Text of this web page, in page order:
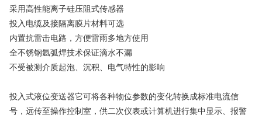
采用高性能离子硅压阻式传感器
投入电缆及接隔离膜片材料可选
内置抗雷击电路，方便雷雨多地方使用
全不锈钢氩弧焊技术保证滴水不漏
不受被测介质起泡、沉积、电气特性的影响
投入式液位变送器它可将各种物位参数的变化转换成标准电流信
号，远传至操作控制室，供二次仪表或计算机进行集中显示、报警